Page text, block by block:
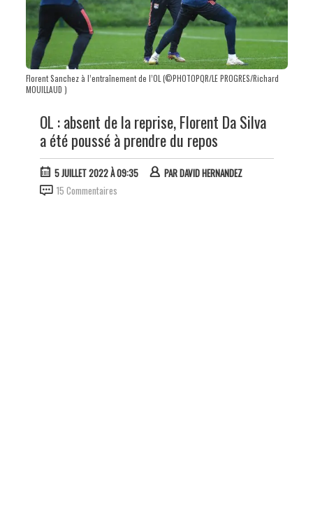
Florent Sanchez à l’entraînement de l’OL (©PHOTOPQR/LE PROGRES/Richard
MOUILLAUD )
OL : absent de la reprise, Florent Da Silva
a été poussé à prendre du repos
5 JUILLET 2022 À 09:35 PARDAVID HERNANDEZ
15 Commentaires